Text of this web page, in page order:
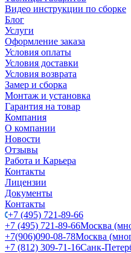
Видео инструкции по сборке
Блог
Услуги
Оформление заказа
Условия оплаты
Условия доставки
Условия возврата
Замер и сборка
Монтаж и установка
Гарантия на товар
Компания
О компании
Новости
Отзывы
Работа и Карьера
Контакты
Лицензии
Документы
Контакты
+7 (495) 721-89-66
+7 (495) 721-89-66Москва
+7(906)090-08-78Москва
+7 (812) 309-71-16Санк-